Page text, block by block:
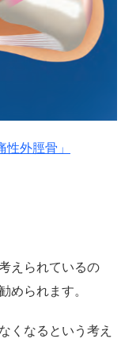
外脛骨」
えられているの
められます。
くなるという考え